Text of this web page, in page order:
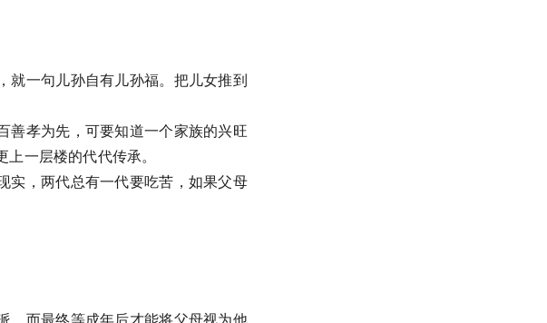
就一句儿孙自有儿孙福。把儿女推到
善孝为先，可要知道一个家族的兴旺
一层楼的代代传承。
实，两代总有一代要吃苦，如果父母